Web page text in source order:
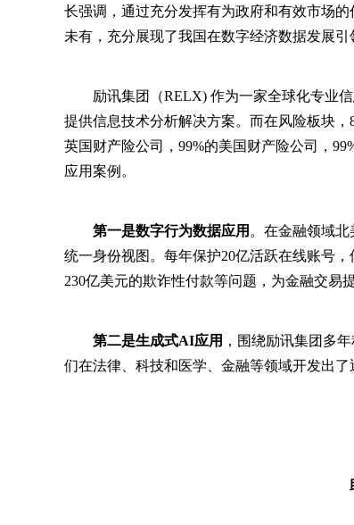
长强调，通过充分发挥有为政府和有效市场
未有，充分展现了我国在数字经济数据发展引
励讯集团（RELX) 作为一家全球化专业
提供信息技术分析解决方案。而在风险板块
英国财产险公司，99%的美国财产险公司，
应用案例。
第一是数字行为数据应用 。在金融领域
统一身份视图。每年保护20亿活跃在线账号
230亿美元的欺诈性付款等问题，为金融交易
第二是生成式AI应用 ，围绕励讯集团多
们在法律、科技和医学、金融等领域开发出